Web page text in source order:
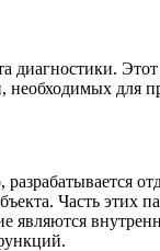
необходимых для
Часть